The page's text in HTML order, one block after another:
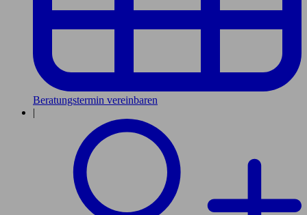
Beratungstermin vereinbaren
|